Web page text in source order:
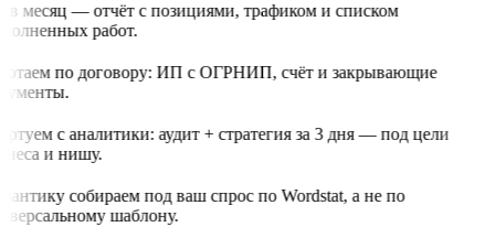
в месяц — отчёт с позициями, трафиком и списком
работ.
по договору: ИП с ОГРНИП, счёт и закрывающие
с аналитики: аудит + стратегия за 3 дня — под цели
и нишу.
собираем под ваш спрос по Wordstat, а не по
шаблону.